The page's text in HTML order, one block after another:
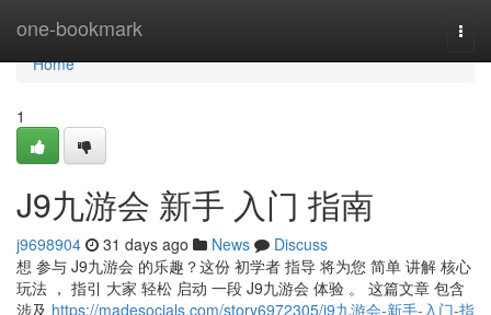
one-bookmark
Home
Home
1
J9九游会 新手 入门 指南
j9698904 31 days ago News
Discuss
想 参与 J9九游会 的乐趣？这份 初学者 指导 将为您 简单 讲解 核心
玩法 ， 指引 大家 轻松 启动 一段 J9九游会 体验 。 这篇文章 包含
涉及 https://madesocials.com/story6972305/j9九游会-新手-入门-指